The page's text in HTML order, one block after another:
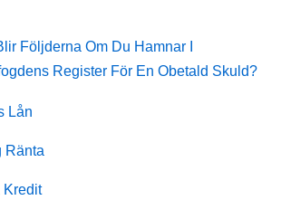
Följderna Om Du Hamnar I
Register För En Obetald Skuld?
Lån
Ränta
Kredit